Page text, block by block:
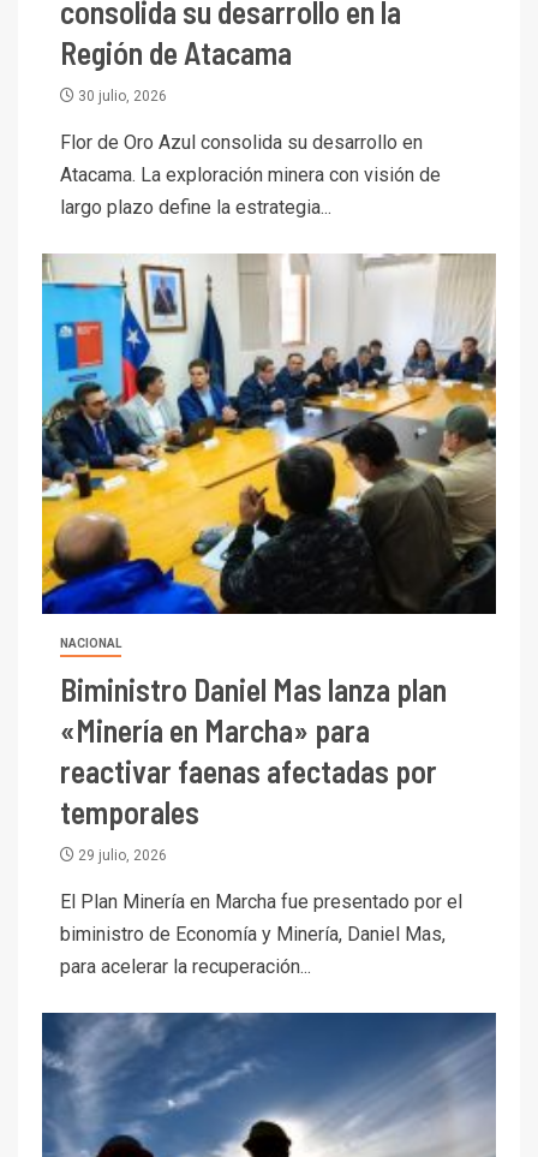
consolida su desarrollo en la
Región de Atacama
30 julio, 2026
Flor de Oro Azul consolida su desarrollo en
Atacama. La exploración minera con visión de
largo plazo define la estrategia...
NACIONAL
Biministro Daniel Mas lanza plan
«Minería en Marcha» para
reactivar faenas afectadas por
temporales
29 julio, 2026
El Plan Minería en Marcha fue presentado por el
biministro de Economía y Minería, Daniel Mas,
para acelerar la recuperación...